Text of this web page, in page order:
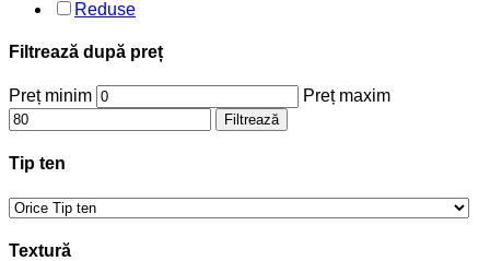
Reduse
Filtrează după preț
Preț minim Preț maxim
Filtrează
Tip ten
Textură